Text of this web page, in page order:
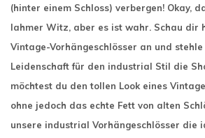
(hinter einem Schloss) verbergen! Okay,
lahmer Witz, aber es ist wahr. Schau dir
Vintage-Vorhängeschlösser an und
Leidenschaft für den industrial Stil die
möchtest du den tollen Look eines
ohne jedoch das echte Fett von alten
unsere industrial Vorhängeschlösser die